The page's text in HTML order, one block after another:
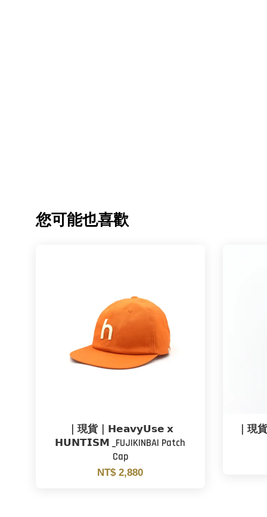
您可能也喜歡
｜現貨｜𝗛𝗲𝗮𝘃𝘆𝗨𝘀𝗲 𝘅
𝗛𝗨𝗡𝗧𝗜𝗦𝗠 _FUJIKINBAI Patch
Cap
NT$ 2,880
｜現